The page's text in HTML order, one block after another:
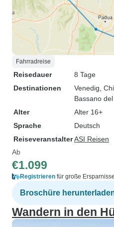
Fahrradreise
Reisedauer
8 Tage
Destinationen
Venedig ,
Bassano
Alter
Alter 16+
Sprache
Deutsch
ReiseveranstalterASI Reisen
Ab
€1.099
Registrieren für große Ersparnisse
Broschüre
Wandern in den